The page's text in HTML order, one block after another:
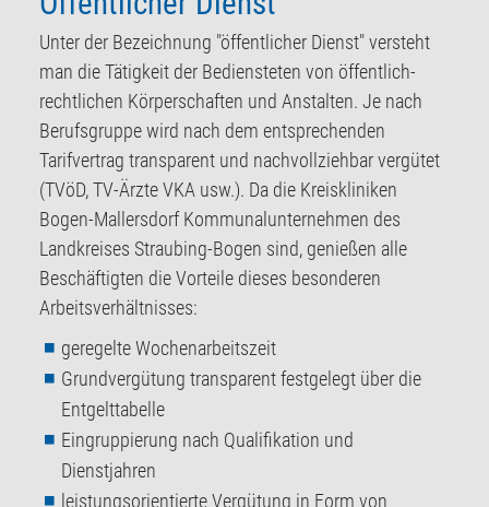
Unter der Bezeichnung "öffentlicher Dienst" versteht
man die Tätigkeit der Bediensteten von öffentlich-
rechtlichen Körperschaften und Anstalten. Je nach
Berufsgruppe wird nach dem entsprechenden
Tarifvertrag transparent und nachvollziehbar vergütet
(TVöD, TV-Ärzte VKA usw.). Da die Kreiskliniken
Bogen-Mallersdorf Kommunalunternehmen des
Landkreises Straubing-Bogen sind, genießen alle
Beschäftigten die Vorteile dieses besonderen
Arbeitsverhältnisses:
geregelte Wochenarbeitszeit
Grundvergütung transparent festgelegt über die
Entgelttabelle
Eingruppierung nach Qualifikation und
Dienstjahren
leistungsorientierte Vergütung in Form von